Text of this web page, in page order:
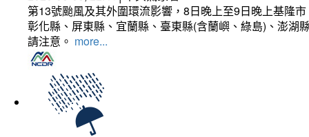
第13號颱風及其外圍環流影響，8日晚上至9日晚上基隆
彰化縣、屏東縣、宜蘭縣、臺東縣(含蘭嶼、綠島)、澎湖
請注意。 more...